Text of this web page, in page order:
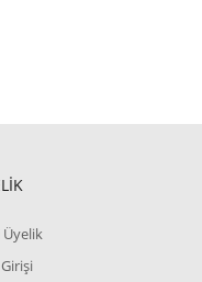
Üyelik